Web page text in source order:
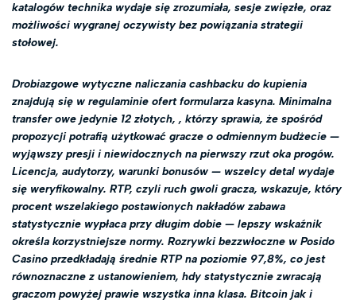
katalogów technika wydaje się zrozumiała, sesje zwięzłe, oraz
możliwości wygranej oczywisty bez powiązania strategii
stołowej.
Drobiazgowe wytyczne naliczania cashbacku do kupienia
znajdują się w regulaminie ofert formularza kasyna. Minimalna
transfer owe jedynie 12 złotych, , którzy sprawia, że spośród
propozycji potrafią użytkować gracze o odmiennym budżecie —
wyjąwszy presji i niewidocznych na pierwszy rzut oka progów.
Licencja, audytorzy, warunki bonusów — wszelcy detal wydaje
się weryfikowalny. RTP, czyli ruch gwoli gracza, wskazuje, który
procent wszelakiego postawionych nakładów zabawa
statystycznie wypłaca przy długim dobie — lepszy wskaźnik
określa korzystniejsze normy. Rozrywki bezzwłoczne w Posido
Casino przedkładają średnie RTP na poziomie 97,8%, co jest
równoznaczne z ustanowieniem, hdy statystycznie zwracają
graczom powyżej prawie wszystka inna klasa. Bitcoin jak i